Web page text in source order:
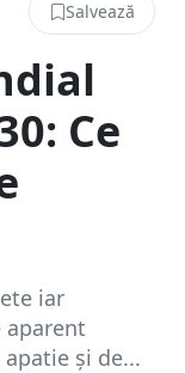
Salvează
Ce
iar
aparent
și de...